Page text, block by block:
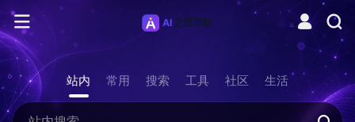
站内 常用 搜索 工具 社区 生活